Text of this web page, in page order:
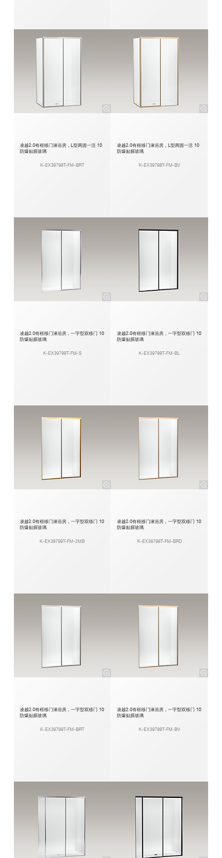
凌越2.0有框移门淋浴房，L型两固一活 10
防爆贴膜玻璃
K-EX39798T-FM-BRT
凌越2.0有框移门淋浴房，L型两固一活 10
防爆贴膜玻璃
K-EX39798T-FM-BV
凌越2.0有框移门淋浴房，一字型双移门 10
防爆贴膜玻璃
K-EX39799T-FM-S
凌越2.0有框移门淋浴房，一字型双移门 10
防爆贴膜玻璃
K-EX39799T-FM-BL
凌越2.0有框移门淋浴房，一字型双移门 10
防爆贴膜玻璃
K-EX39799T-FM-2MB
凌越2.0有框移门淋浴房，一字型双移门 10
防爆贴膜玻璃
K-EX39799T-FM-BRD
凌越2.0有框移门淋浴房，一字型双移门 10
防爆贴膜玻璃
K-EX39799T-FM-BRT
凌越2.0有框移门淋浴房，一字型双移门 10
防爆贴膜玻璃
K-EX39799T-FM-BV